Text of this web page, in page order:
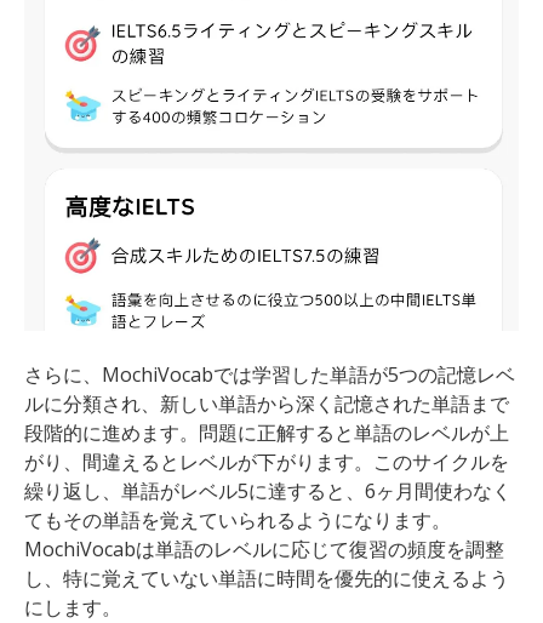
さらに、MochiVocabでは学習した単語が5つの記憶レベ
ルに分類され、新しい単語から深く記憶された単語まで
段階的に進めます。問題に正解すると単語のレベルが上
がり、間違えるとレベルが下がります。このサイクルを
繰り返し、単語がレベル5に達すると、6ヶ月間使わなく
てもその単語を覚えていられるようになります。
MochiVocabは単語のレベルに応じて復習の頻度を調整
し、特に覚えていない単語に時間を優先的に使えるよう
にします。